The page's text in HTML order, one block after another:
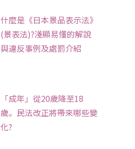
什麼是《日本景品表示法》
(景表法)?淺顯易懂的解說
與違反事例及處罰介紹
「成年」從20歲降至18
歲。民法改正將帶來哪些變
化?